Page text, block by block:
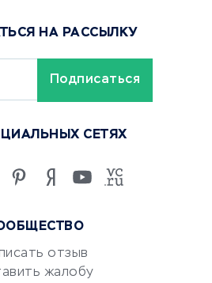
отзыв
жалобу
НА РАССЫЛКУ
СЕТЯХ